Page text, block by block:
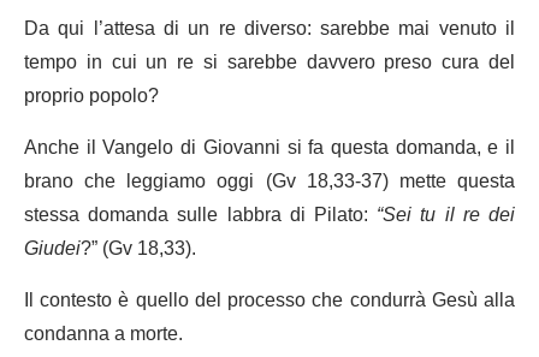
Da qui l’attesa di un re diverso: sarebbe mai venuto il
tempo in cui un re si sarebbe davvero preso cura del
proprio popolo?
Anche il Vangelo di Giovanni si fa questa domanda, e il
brano che leggiamo oggi (Gv 18,33-37) mette questa
stessa domanda sulle labbra di Pilato: “Sei tu il re dei
Giudei?” (Gv 18,33).
Il contesto è quello del processo che condurrà Gesù alla
condanna a morte.